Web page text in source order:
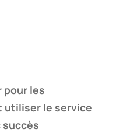
pour les
utiliser le service
succès